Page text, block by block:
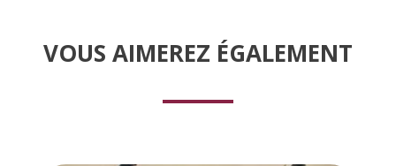
VOUS AIMEREZ ÉGALEMENT